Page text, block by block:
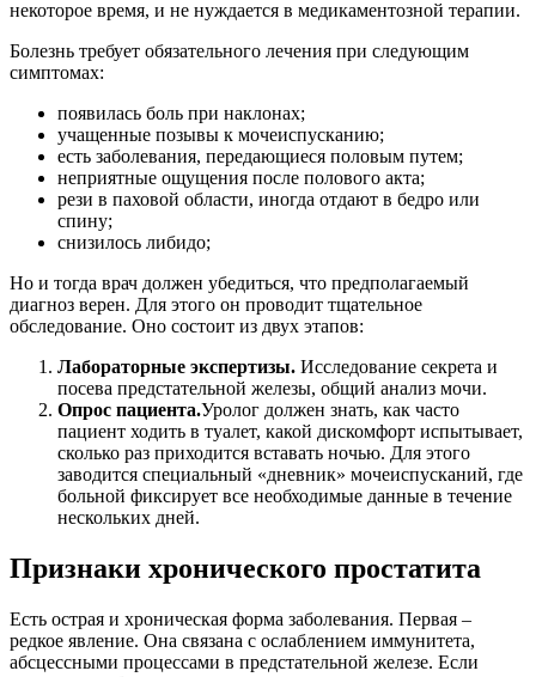
некоторое время, и не нуждается в медикаментозной терапии.
Болезнь требует обязательного лечения при следующим
симптомах:
появилась боль при наклонах;
учащенные позывы к мочеиспусканию;
есть заболевания, передающиеся половым путем;
неприятные ощущения после полового акта;
рези в паховой области, иногда отдают в бедро или
спину;
снизилось либидо;
Но и тогда врач должен убедиться, что предполагаемый
диагноз верен. Для этого он проводит тщательное
обследование. Оно состоит из двух этапов:
Лабораторные экспертизы. Исследование секрета и
посева предстательной железы, общий анализ мочи.
Опрос пациента.Уролог должен знать, как часто
пациент ходить в туалет, какой дискомфорт испытывает,
сколько раз приходится вставать ночью. Для этого
заводится специальный «дневник» мочеиспусканий, где
больной фиксирует все необходимые данные в течение
нескольких дней.
Признаки хронического простатита
Есть острая и хроническая форма заболевания. Первая –
редкое явление. Она связана с ослаблением иммунитета,
абсцессными процессами в предстательной железе. Если